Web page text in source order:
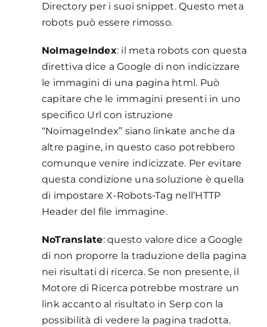
Directory per i suoi snippet. Questo meta
robots può essere rimosso.
NoImageIndex: il meta robots con questa
direttiva dice a Google di non indicizzare
le immagini di una pagina html. Può
capitare che le immagini presenti in uno
specifico Url con istruzione
“NoimageIndex” siano linkate anche da
altre pagine, in questo caso potrebbero
comunque venire indicizzate. Per evitare
questa condizione una soluzione è quella
di impostare X-Robots-Tag nell’HTTP
Header del file immagine.
NoTranslate: questo valore dice a Google
di non proporre la traduzione della pagina
nei risultati di ricerca. Se non presente, il
Motore di Ricerca potrebbe mostrare un
link accanto al risultato in Serp con la
possibilità di vedere la pagina tradotta.